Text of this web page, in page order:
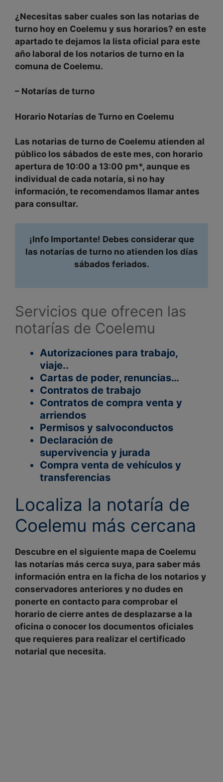
¿Necesitas saber cuales son las notarias de
turno hoy en Coelemu y sus horarios? en este
apartado te dejamos la lista oficial para este
año laboral de los notarios de turno en la
comuna de Coelemu.
– Notarías de turno
Horario Notarías de Turno en Coelemu
Las notarias de turno de Coelemu atienden al
público los sábados de este mes, con horario
apertura de 10:00 a 13:00 pm*, aunque es
individual de cada notaría, si no hay
información, te recomendamos llamar antes
para consultar.
¡Info Importante! Debes considerar que
las notarías de turno no atienden los días
sábados feriados.
Servicios que ofrecen las
notarías de Coelemu
Autorizaciones para trabajo,
viaje..
Cartas de poder, renuncias…
Contratos de trabajo
Contratos de compra venta y
arriendos
Permisos y salvoconductos
Declaración de
supervivencia y jurada
Compra venta de vehículos y
transferencias
Localiza la notaría de
Coelemu más cercana
Descubre en el siguiente mapa de Coelemu
las notarías más cerca suya, para saber más
información entra en la ficha de los notarios y
conservadores anteriores y no dudes en
ponerte en contacto para comprobar el
horario de cierre antes de desplazarse a la
oficina o conocer los documentos oficiales
que requieres para realizar el certificado
notarial que necesita.